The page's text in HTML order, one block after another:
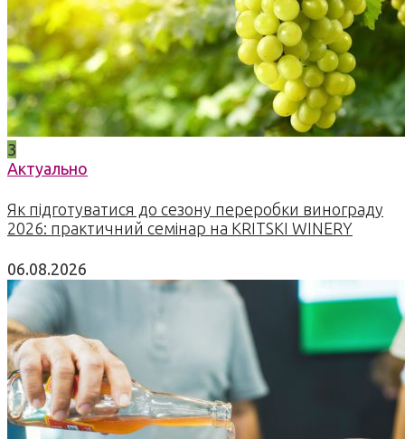
3
Актуально
Як підготуватися до сезону переробки винограду
2026: практичний семінар на KRITSKI WINERY
06.08.2026